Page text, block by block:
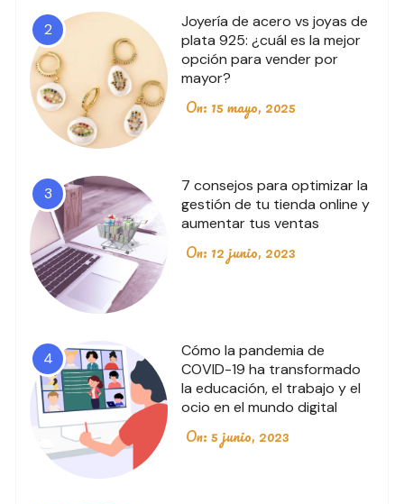
2
Joyería de acero vs joyas de
plata 925: ¿cuál es la mejor
opción para vender por
mayor?
On: 15 mayo, 2025
3
7 consejos para optimizar la
gestión de tu tienda online y
aumentar tus ventas
On: 12 junio, 2023
4
Cómo la pandemia de
COVID-19 ha transformado
la educación, el trabajo y el
ocio en el mundo digital
On:5 junio, 2023